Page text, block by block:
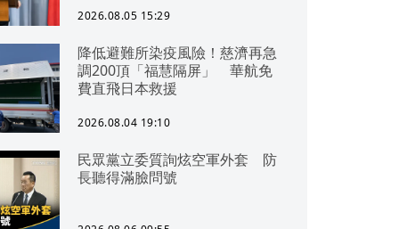
2026.08.05 15:29
降低避難所染疫風險！慈濟再急
調200頂「福慧隔屏」 華航免
費直飛日本救援
2026.08.04 19:10
民眾黨立委質詢炫空軍外套 防
長聽得滿臉問號